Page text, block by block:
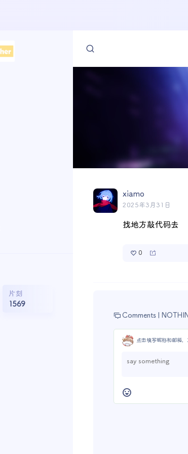
片刻
1569
xiamo
2025年3月31日
找地方敲代码去
0
Comments |
点击填写昵称和邮箱